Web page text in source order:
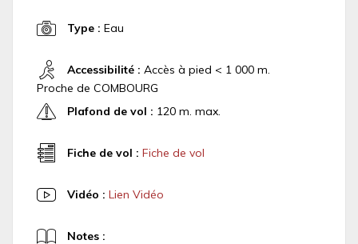
Type : Eau
Accessibilité : Accès à pied < 1 000 m.
Proche de COMBOURG
Plafond de vol : 120 m. max.
Fiche de vol : Fiche de vol
Vidéo : Lien Vidéo
Notes :